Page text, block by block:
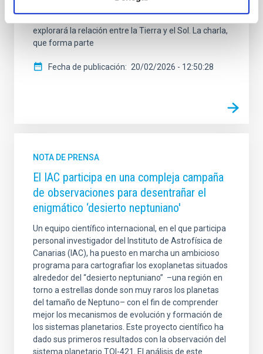
explorará la relación entre la Tierra y el Sol. La charla,
que forma parte
Fecha de publicación 20/02/2026 - 12:50:28
NOTA DE PRENSA
El IAC participa en una compleja campaña
de observaciones para desentrañar el
enigmático ‘desierto neptuniano'
Un equipo científico internacional, en el que participa
personal investigador del Instituto de Astrofísica de
Canarias (IAC), ha puesto en marcha un ambicioso
programa para cartografiar los exoplanetas situados
alrededor del “desierto neptuniano” ­ ­–una región en
torno a estrellas donde son muy raros los planetas
del tamaño de Neptuno– con el fin de comprender
mejor los mecanismos de evolución y formación de
los sistemas planetarios. Este proyecto científico ha
dado sus primeros resultados con la observación del
sistema planetario TOI-421. El análisis de este